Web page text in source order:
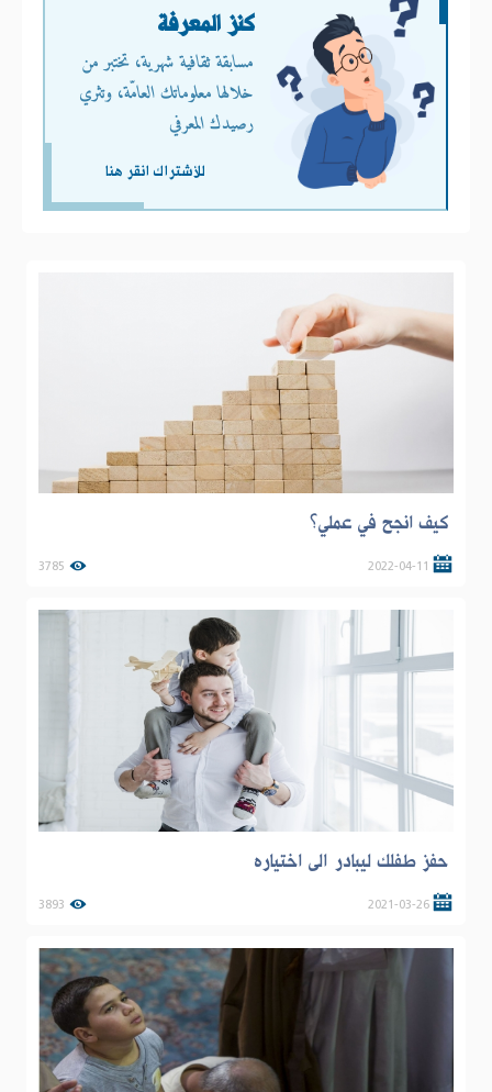
كنز المعرفة
مسابقة ثقافية شهرية، تختبر من
خلالها معلوماتك العامّة، وتثري
رصيدك المعرفي
للأشتراك انقر هنا
كيف انجح في عملي؟
2022-04-11
3785
حفز طفلك ليبادر الى اختياره
2021-03-26
3893